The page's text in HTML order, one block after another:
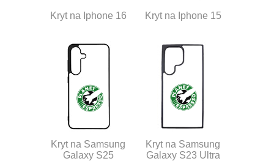
Kryt na Iphone 16 Kryt na Iphone 15
Kryt na Samsung
Galaxy S25
Kryt na Samsung
Galaxy S23 Ultra